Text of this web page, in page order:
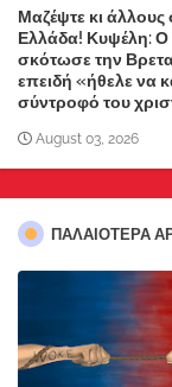
Μαζέψτε κι άλλους
Ελλάδα! Κυψέλη:
σκότωσε την
επειδή «ήθελε να
σύντροφό του
August 03, 2026
ΠΑΛΑΙΟΤΕΡΑ